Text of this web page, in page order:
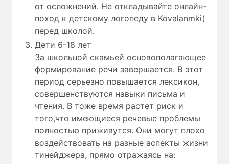
от осложнений. Не откладывайте онлайн-
поход к детскому логопеду в Kovalanmki)
перед школой.
Дети 6-18 лет
За школьной скамьей основополагающее
формирование речи завершается. В этот
период серьезно повышается лексикон,
совершенствуются навыки письма и
чтения. В тоже время растет риск и
того,что имеющиеся речевые проблемы
полностью приживутся. Они могут плохо
воздействовать на разные аспекты жизни
тинейджера, прямо отражаясь на: